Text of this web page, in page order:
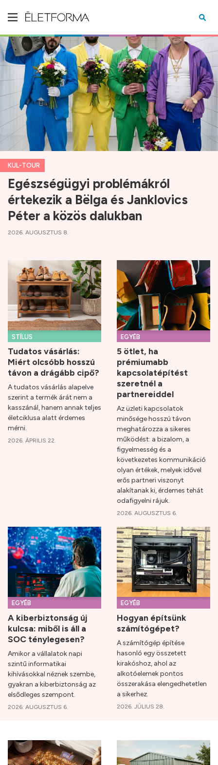
KUL-TOUR
Egészségügyi problémákról
értekezik a Bëlga és Janklovics
Péter a közös dalukban
2026. AUGUSZTUS 8.
STÍLUS
Tudatos vásárlás:
Miért olcsóbb hosszú
távon a drágább cipő?
A tudatos vásárlás alapelve
szerint a termék árát nem a
kasszánál, hanem annak teljes
életciklusa alatt érdemes
mérni.
2026. ÁPRILIS 22.
EGYÉB
5 ötlet, ha
prémiumabb
kapcsolatépítést
szeretnél a
partnereiddel
Az üzleti kapcsolatok
minősége hosszú távon
meghatározza a sikeres
működést: a bizalom, a
figyelmesség és a
következetes kommunikáció
olyan értékek, melyek idővel
erős partneri viszonyt
alakítanak ki, érdemes tehát
odafigyelni rájuk.
2026. AUGUSZTUS 6.
EGYÉB
A kiberbiztonság új
kulcsa: miből is áll a
SOC ténylegesen?
Amikor a vállalatok napi
szintű informatikai
kihívásokkal néznek szembe,
gyakran a kiberbiztonság az
elsődleges szempont.
2026. AUGUSZTUS 6.
EGYÉB
Hogyan építsünk
számítógépet?
A számítógép építése
hasonló egy összetett
kirakóshoz, ahol az
alkotóelemek pontos
összerakása elengedhetetlen
a sikerhez.
2026. JÚLIUS 28.